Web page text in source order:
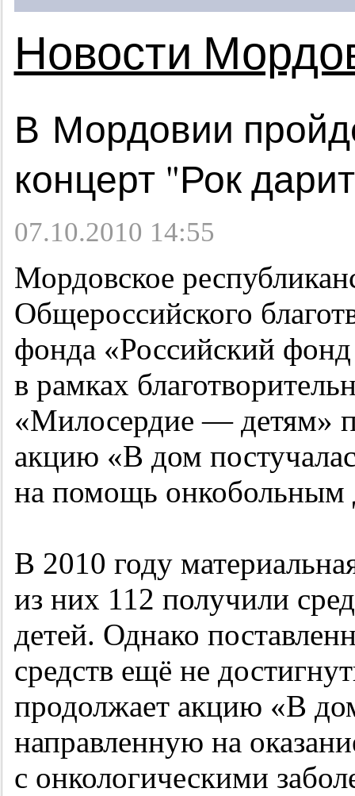
Новости
В Мордовии
концерт "Рок
07.10.2010 14:55
Мордовское
Общероссийского
фонда «Российский
в рамках
«Милосердие — детям»
акцию «В дом
на помощь онкобольным
В 2010 году
из них 112 получили
детей. Однако
средств ещё не
продолжает акцию «В
направленную на
с онкологическими